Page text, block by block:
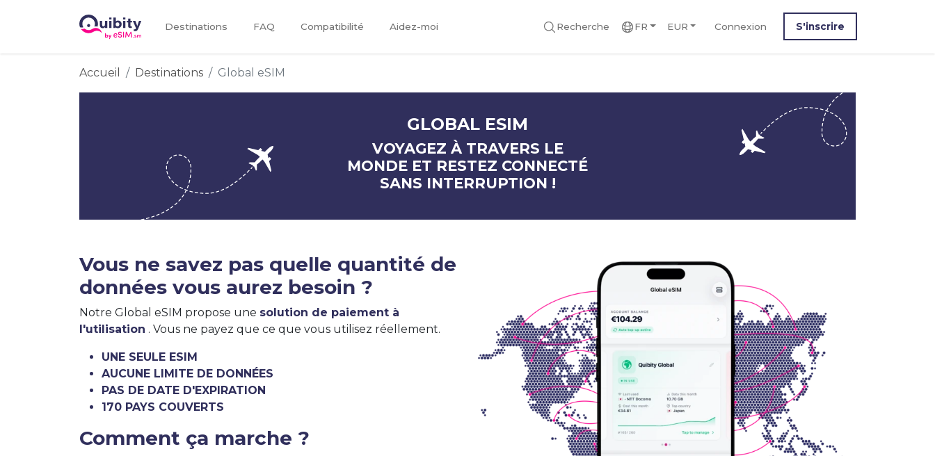
Destinations FAQ Compatibilité Aidez-moi Recherche FR EUR Connexion S'inscrire
Accueil Destinations Global eSIM
GLOBAL ESIM
VOYAGEZ À TRAVERS LE
MONDE ET RESTEZ CONNECTÉ
SANS INTERRUPTION !
Vous ne savez pas quelle quantité de
données vous aurez besoin ?
Notre Global eSIM propose une solution de paiement à
l'utilisation . Vous ne payez que ce que vous utilisez réellement.
UNE SEULE ESIM
AUCUNE LIMITE DE DONNÉES
PAS DE DATE D'EXPIRATION
170 PAYS COUVERTS
Comment ça marche ?